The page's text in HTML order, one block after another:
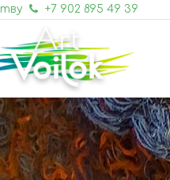
+7 902 895 49 39